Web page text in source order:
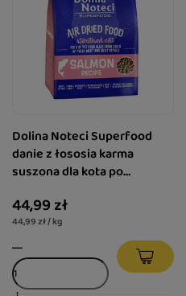
Dolina Noteci Superfood
danie z łososia karma
suszona dla kota po
44,99 zł
44,99 zł / kg